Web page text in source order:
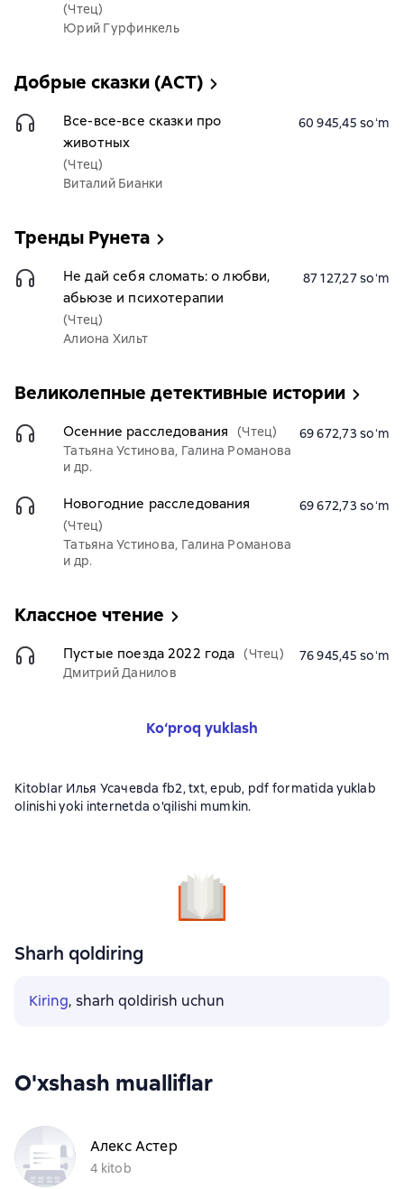
(Чтец)
Юрий Гурфинкель
Добрые сказки (АСТ)
Все-все-все сказки про
животных
(Чтец)
Виталий Бианки
60 945,45 soʻm
Тренды Рунета
Не дай себя сломать: о любви,
абьюзе и психотерапии
(Чтец)
Алиона Хильт
87 127,27 soʻm
Великолепные детективные истории
Осенние расследования
(Чтец)
Татьяна Устинова, Галина Романова
и др.
69 672,73 soʻm
Новогодние расследования
(Чтец)
Татьяна Устинова, Галина Романова
и др.
69 672,73 soʻm
Классное чтение
Пустые поезда 2022 года (Чтец)
Дмитрий Данилов
76 945,45 soʻm
Ko‘proq yuklash
Kitoblar Илья Усачевda fb2, txt, epub, pdf formatida yuklab
olinishi yoki internetda o'qilishi mumkin.
Sharh qoldiring
Kiring, sharh qoldirish uchun
O'xshash mualliflar
Алекс Астер
4 kitob